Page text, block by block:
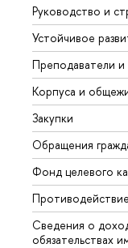
Руководство и
Устойчивое
Преподаватели и
Корпуса и
Закупки
Обращения
Фонд целевого
Сведения о
обязательствах